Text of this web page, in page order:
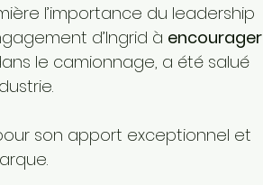
l’importance du leadership
d’Ingrid à encourager
le camionnage, a été salué
son apport exceptionnel et